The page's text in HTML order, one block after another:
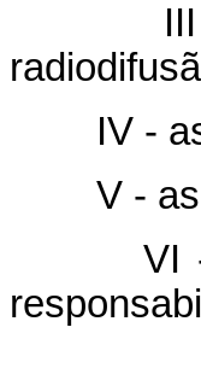
III - as
IV - as
V - as
VI - as